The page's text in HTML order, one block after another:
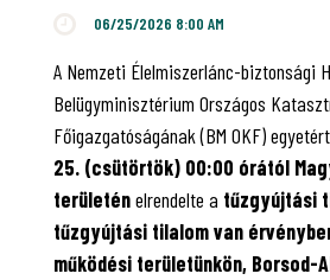
06/25/2026 8:00 AM
A Nemzeti Élelmiszerlánc-biztonsági
Belügyminisztérium Országos
Főigazgatóságának (BM OKF)
25. (csütörtök) 00:00 órától
területénelrendelte a tűzgyújtási
tűzgyújtási tilalom van
működési területünkön, Borsod-